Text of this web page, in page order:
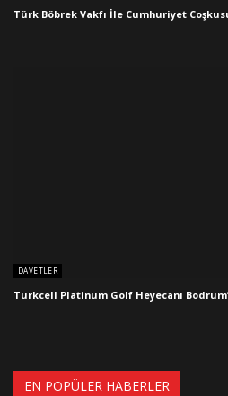
Türk Böbrek Vakfı İle Cumhuriyet
DAVETLER
Turkcell Platinum Golf Heyecanı
EN POPÜLER HABERLER